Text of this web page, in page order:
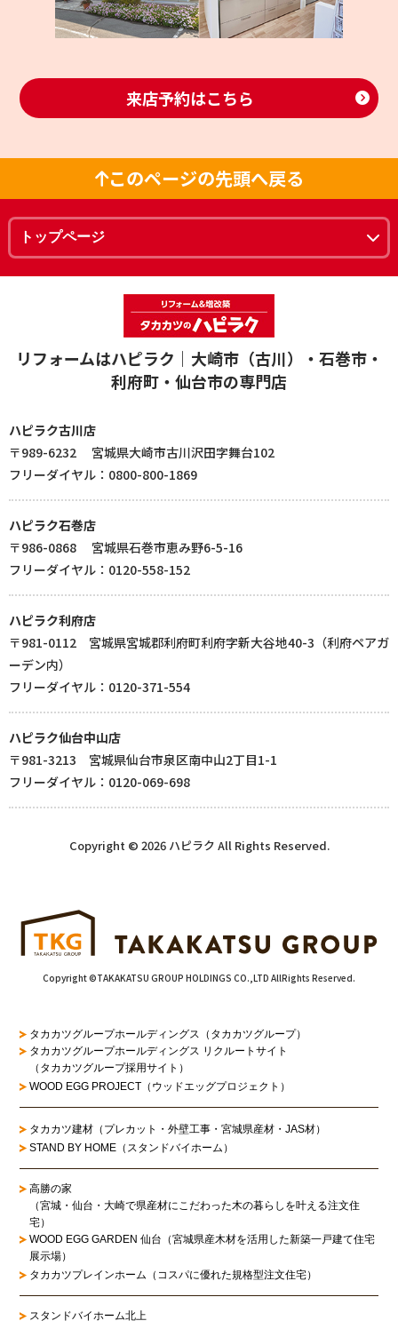
来店予約はこちら
このページの先頭へ戻る
リフォームはハピラク｜大崎市（古川）・石巻市・
利府町・仙台市の専門店
ハピラク古川店
〒989-6232 宮城県大崎市古川沢田字舞台102
フリーダイヤル：0800-800-1869
ハピラク石巻店
〒986-0868 宮城県石巻市恵み野6-5-16
フリーダイヤル：0120-558-152
ハピラク利府店
〒981-0112 宮城県宮城郡利府町利府字新大谷地40-3（利府ペアガ
ーデン内）
フリーダイヤル：0120-371-554
ハピラク仙台中山店
〒981-3213 宮城県仙台市泉区南中山2丁目1-1
フリーダイヤル：0120-069-698
Copyright © 2026 ハピラク All Rights Reserved.
Copyright ©TAKAKATSU GROUP HOLDINGS CO.,LTD AllRights Reserved.
タカカツグループホールディングス（タカカツグループ）
タカカツグループホールディングス リクルートサイト
（タカカツグループ採用サイト）
WOOD EGG PROJECT（ウッドエッグプロジェクト）
タカカツ建材（プレカット・外壁工事・宮城県産材・JAS材）
STAND BY HOME（スタンドバイホーム）
高勝の家
（宮城・仙台・大崎で県産材にこだわった木の暮らしを叶える注文住
宅）
WOOD EGG GARDEN 仙台（宮城県産木材を活用した新築一戸建て住宅
展示場）
タカカツプレインホーム（コスパに優れた規格型注文住宅）
スタンドバイホーム北上